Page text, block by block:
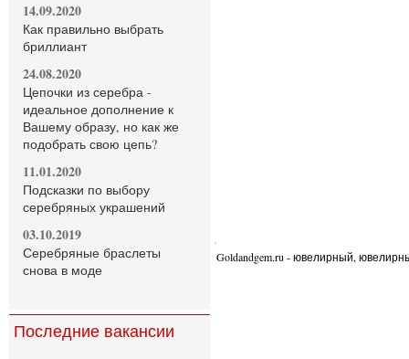
14.09.2020
Как правильно выбрать
бриллиант
24.08.2020
Цепочки из серебра -
идеальное дополнение к
Вашему образу, но как же
подобрать свою цепь?
11.01.2020
Подсказки по выбору
серебряных украшений
03.10.2019
Серебряные браслеты
снова в моде
Последние вакансии
Goldandgem.ru - ювелирный,